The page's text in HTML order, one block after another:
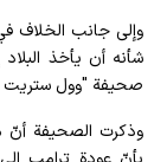
وإلى جانب الخلاف
صحيفة "وول ستريت
وذكرت الصحيفة أنّ